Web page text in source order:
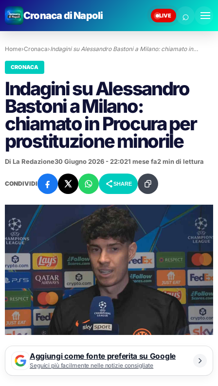
Cronaca di Napoli LIVE ⌕
Home›Cronaca›Indagini su Alessandro Bastoni a Milano: chiamato in…
CRONACA
Indagini su Alessandro
Bastoni a Milano:
chiamato in Procura per
prostituzione minorile
Di La Redazione30 Giugno 2026 - 22:021 mese fa2 min di lettura
CONDIVIDI SHARE
Aggiungi come fonte preferita su Google
Seguici più facilmente nelle notizie consigliate